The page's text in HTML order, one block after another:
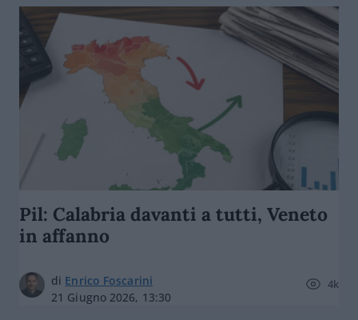
Pil: Calabria davanti a tutti, Veneto
in affanno
di Enrico Foscarini
21 Giugno 2026, 13:30
4k